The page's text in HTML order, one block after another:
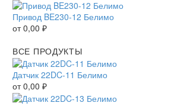
Привод BE230-12 Белимо
от0,00 ₽
ВСЕ ПРОДУКТЫ
Датчик 22DC-11 Белимо
от0,00 ₽